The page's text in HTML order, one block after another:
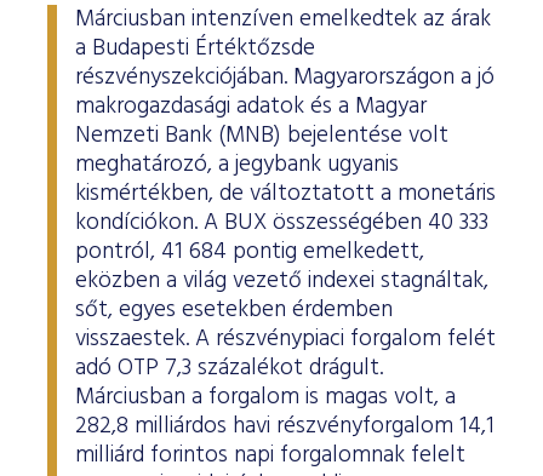
Márciusban intenzíven emelkedtek az árak
a Budapesti Értéktőzsde
részvényszekciójában. Magyarországon a jó
makrogazdasági adatok és a Magyar
Nemzeti Bank (MNB) bejelentése volt
meghatározó, a jegybank ugyanis
kismértékben, de változtatott a monetáris
kondíciókon. A BUX összességében 40 333
pontról, 41 684 pontig emelkedett,
eközben a világ vezető indexei stagnáltak,
sőt, egyes esetekben érdemben
visszaestek. A részvénypiaci forgalom felét
adó OTP 7,3 százalékot drágult.
Márciusban a forgalom is magas volt, a
282,8 milliárdos havi részvényforgalom 14,1
milliárd forintos napi forgalomnak felelt